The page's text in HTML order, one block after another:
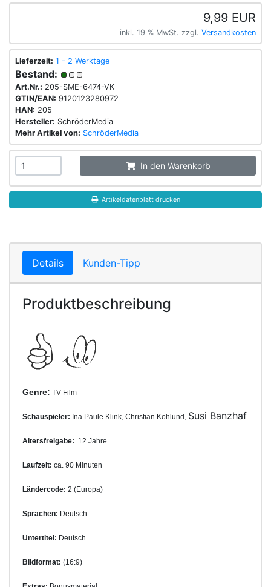
9,99 EUR
inkl. 19 % MwSt. zzgl. Versandkosten
Lieferzeit: 1 - 2 Werktage
Bestand:
Art.Nr.: 205-SME-6474-VK
GTIN/EAN: 9120123280972
HAN: 205
Hersteller: SchröderMedia
Mehr Artikel von: SchröderMedia
In den Warenkorb
Artikeldatenblatt drucken
Details Kunden-Tipp
Produktbeschreibung
Genre: TV-Film
Schauspieler: Ina Paule Klink, Christian Kohlund, Susi Banzhaf
Altersfreigabe: 12 Jahre
Laufzeit: ca. 90 Minuten
Ländercode: 2 (Europa)
Sprachen: Deutsch
Untertitel: Deutsch
Bildformat: (16:9)